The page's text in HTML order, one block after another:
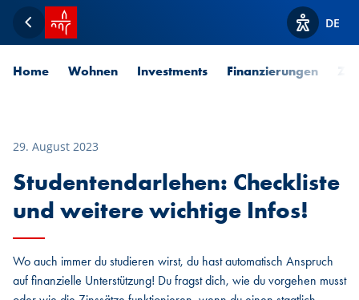
Zurück
Startseite SPUERKEESS
Optionen
DE
Home Wohnen Investments Finanzierungen
29. August 2023
Studentendarlehen: Checkliste
und weitere wichtige Infos!
Wo auch immer du studieren wirst, du hast automatisch Anspruch
auf finanzielle Unterstützung! Du fragst dich, wie du vorgehen musst